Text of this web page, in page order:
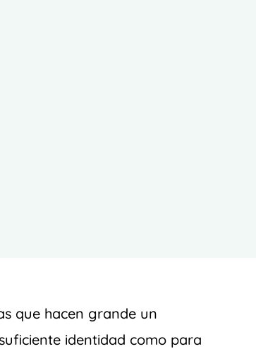
que hacen grande un
identidad como para